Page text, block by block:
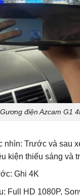
Gương điện Azcam G1 4K
nhìn: Trước và sau
Ghi 4K